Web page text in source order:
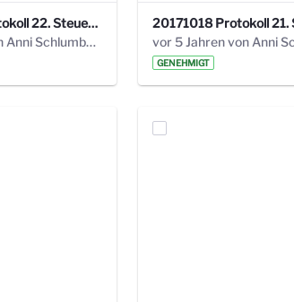
20180305 Protokoll 22. Steuerungskreis.pdf
vor 5 Jahren von Anni Schlumberger
GENEHMIGT